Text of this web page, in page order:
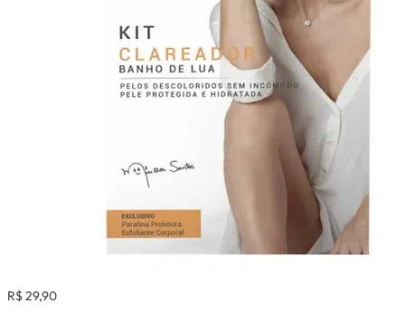
R$ 29,90